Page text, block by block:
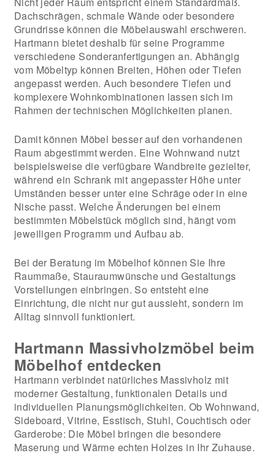
Dachschrägen, schmale Wände oder besondere
Grundrisse können die Möbelauswahl erschweren.
Hartmann bietet deshalb für seine Programme
verschiedene Sonderanfertigungen an. Abhängig
vom Möbeltyp können Breiten, Höhen oder Tiefen
angepasst werden. Auch besondere Tiefen und
komplexere Wohnkombinationen lassen sich im
Rahmen der technischen Möglichkeiten planen.
Damit können Möbel besser auf den vorhandenen
Raum abgestimmt werden. Eine Wohnwand nutzt
beispielsweise die verfügbare Wandbreite gezielter,
während ein Schrank mit angepasster Höhe unter
Umständen besser unter eine Schräge oder in eine
Nische passt. Welche Änderungen bei einem
bestimmten Möbelstück möglich sind, hängt vom
jeweiligen Programm und Aufbau ab.
Bei der Beratung im Möbelhof können Sie Ihre
Raummaße, Stauraumwünsche und Gestaltungs
Vorstellungen einbringen. So entsteht eine
Einrichtung, die nicht nur gut aussieht, sondern im
Alltag sinnvoll funktioniert.
Hartmann Massivholzmöbel beim
Möbelhof entdecken
Hartmann verbindet natürliches Massivholz mit
moderner Gestaltung, funktionalen Details und
individuellen Planungsmöglichkeiten. Ob Wohnwand,
Sideboard, Vitrine, Esstisch, Stuhl, Couchtisch oder
Garderobe: Die Möbel bringen die besondere
Maserung und Wärme echten Holzes in Ihr Zuhause.